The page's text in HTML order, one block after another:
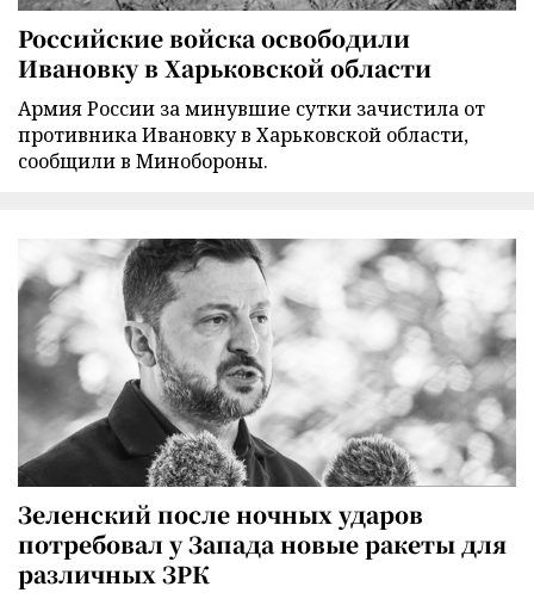
Российские войска освободили
Ивановку в Харьковской области
Армия России за минувшие сутки зачистила от
противника Ивановку в Харьковской области,
сообщили в Минобороны.
Зеленский после ночных ударов
потребовал у Запада новые ракеты для
различных ЗРК